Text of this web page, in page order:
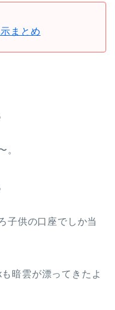
まとめ
。
子供の口座でしか当
暗雲が漂ってきたよ